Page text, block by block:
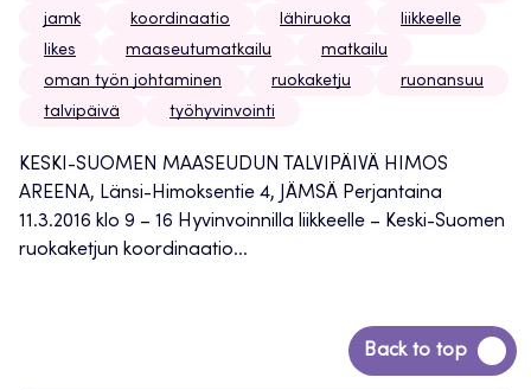
jamk
koordinaatio lähiruoka
liikkeelle
likes
maaseutumatkailu
matkailu
oman työn johtaminen
ruokaketju
ruonansuu
talvipäivä
työhyvinvointi
KESKI-SUOMEN MAASEUDUN TALVIPÄIVÄ HIMOS
AREENA, Länsi-Himoksentie 4, JÄMSÄ Perjantaina
11.3.2016 klo 9 – 16 Hyvinvoinnilla liikkeelle – Keski-Suomen
ruokaketjun koordinaatio...
Back to top
Siirry
takaisin